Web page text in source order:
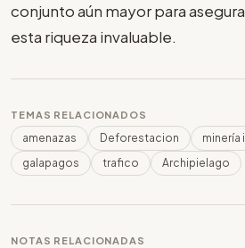
conjunto aún mayor para
esta riqueza invaluable.
TEMAS RELACIONADOS
amenazas Deforestacion minería
galapagos
trafico Archipielago
NOTAS RELACIONADAS